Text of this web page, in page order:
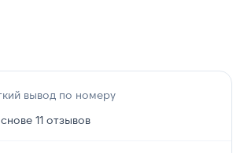
вывод по номеру
11 отзывов